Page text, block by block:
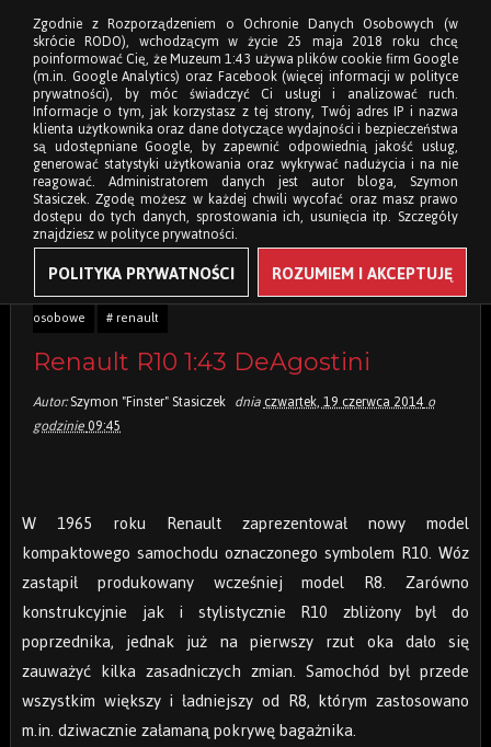
Tagi: # 1:43 # deagostini # motoryzacja francuska
#
osobowe
# renault
Renault R10 1:43 DeAgostini
Autor:Szymon "Finster" Stasiczek dniaczwartek, 19 czerwca 2014o
godzinie09:45
W 1965 roku Renault zaprezentował nowy model
kompaktowego samochodu oznaczonego symbolem R10. Wóz
zastąpił produkowany wcześniej model R8. Zarówno
konstrukcyjnie jak i stylistycznie R10 zbliżony był do
poprzednika, jednak już na pierwszy rzut oka dało się
zauważyć kilka zasadniczych zmian. Samochód był przede
wszystkim większy i ładniejszy od R8, którym zastosowano
m.in. dziwacznie załamaną pokrywę bagażnika.
Zgodnie z Rozporządzeniem o Ochronie Danych Osobowych (w
skrócie RODO), wchodzącym w życie 25 maja 2018 roku chcę
poinformować Cię, że Muzeum 1:43 używa plików cookie firm Google
(m.in. Google Analytics) oraz Facebook (więcej informacji w polityce
prywatności), by móc świadczyć Ci usługi i analizować ruch.
Informacje o tym, jak korzystasz z tej strony, Twój adres IP i nazwa
klienta użytkownika oraz dane dotyczące wydajności i bezpieczeństwa
są udostępniane Google, by zapewnić odpowiednią jakość usług,
generować statystyki użytkowania oraz wykrywać nadużycia i na nie
reagować. Administratorem danych jest autor bloga, Szymon
Stasiczek. Zgodę możesz w każdej chwili wycofać oraz masz prawo
dostępu do tych danych, sprostowania ich, usunięcia itp. Szczegóły
znajdziesz w polityce prywatności.
POLITYKA PRYWATNOŚCI ROZUMIEM I AKCEPTUJĘ